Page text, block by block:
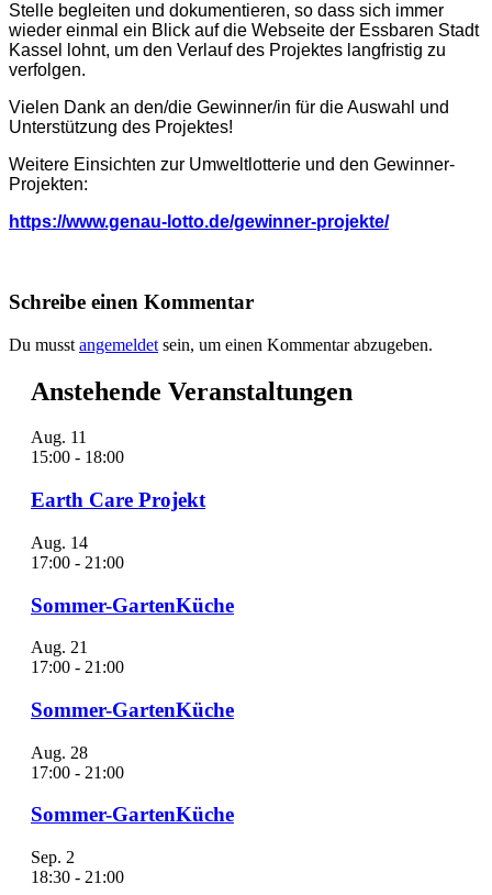
Stelle begleiten und dokumentieren, so dass sich immer
wieder einmal ein Blick auf die Webseite der Essbaren Stadt
Kassel lohnt, um den Verlauf des Projektes langfristig zu
verfolgen.
Vielen Dank an den/die Gewinner/in für die Auswahl und
Unterstützung des Projektes!
Weitere Einsichten zur Umweltlotterie und den Gewinner-
Projekten:
https://www.genau-lotto.de/gewinner-projekte/
Schreibe einen Kommentar
Du musst angemeldet sein, um einen Kommentar abzugeben.
Anstehende Veranstaltungen
Aug. 11
15:00 - 18:00
Earth Care Projekt
Aug. 14
17:00 - 21:00
Sommer-GartenKüche
Aug. 21
17:00 - 21:00
Sommer-GartenKüche
Aug. 28
17:00 - 21:00
Sommer-GartenKüche
Sep. 2
18:30 - 21:00